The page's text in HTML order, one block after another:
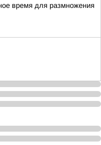
время для размножения